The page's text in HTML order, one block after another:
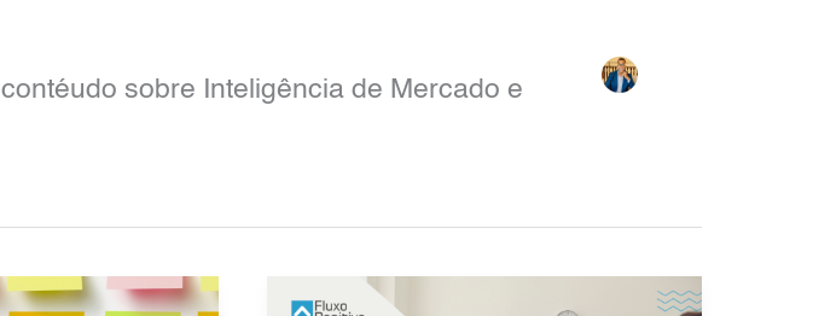
sobre Inteligência de Mercado e